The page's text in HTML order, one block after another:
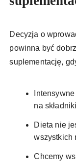
Decyzja o
powinna być
suplementację,
na
Dieta nie
wszystkich
Chcemy